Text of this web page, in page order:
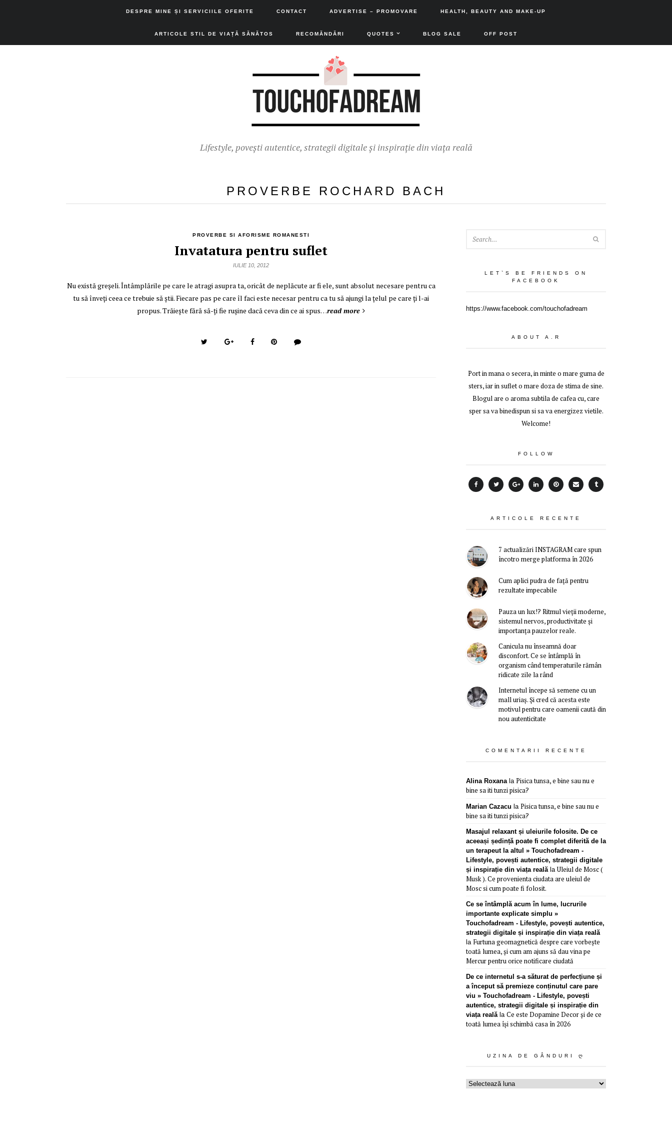
DESPRE MINE ȘI SERVICIILE OFERITE CONTACT ADVERTISE – PROMOVARE HEALTH, BEAUTY AND MAKE-UP
ARTICOLE STIL DE VIAȚĂ SĂNĂTOS RECOMĂNDĂRI QUOTES BLOG SALE OFF POST
Lifestyle, povești autentice, strategii digitale și inspirație din viața reală
PROVERBE ROCHARD BACH
PROVERBE SI AFORISME ROMANESTI
Invatatura pentru suflet
IULIE 10, 2012
Nu există greşeli. Întâmplările pe care le atragi asupra ta, oricât de neplăcute ar fi ele, sunt absolut necesare pentru ca
tu să înveţi ceea ce trebuie să ştii. Fiecare pas pe care îl faci este necesar pentru ca tu să ajungi la ţelul pe care ţi l-ai
propus. Trăieşte fără să-ţi fie ruşine dacă ceva din ce ai spus…read more
LET`S BE FRIENDS ON
FACEBOOK
https://www.facebook.com/touchofadream
ABOUT A.R
Port in mana o secera, in minte o mare guma de
sters, iar in suflet o mare doza de stima de sine.
Blogul are o aroma subtila de cafea cu, care
sper sa va binedispun si sa va energizez vietile.
Welcome!
FOLLOW
ARTICOLE RECENTE
7 actualizări INSTAGRAM care spun
încotro merge platforma în 2026
Cum aplici pudra de față pentru
rezultate impecabile
Pauza un lux!? Ritmul vieții moderne,
sistemul nervos, productivitate și
importanța pauzelor reale.
Canicula nu înseamnă doar
disconfort. Ce se întâmplă în
organism când temperaturile rămân
ridicate zile la rând
Internetul începe să semene cu un
mall uriaș. Și cred că acesta este
motivul pentru care oamenii caută din
nou autenticitate
COMENTARII RECENTE
Alina Roxanala Pisica tunsa, e bine sau nu e
bine sa iti tunzi pisica?
Marian Cazacu la Pisica tunsa, e bine sau nu e
bine sa iti tunzi pisica?
Masajul relaxant și uleiurile folosite. De ce
aceeași ședință poate fi complet diferită de la
un terapeut la altul » Touchofadream -
Lifestyle, povești autentice, strategii digitale
și inspirație din viața reală laUleiul de Mosc (
Musk ). Ce provenienta ciudata are uleiul de
Mosc si cum poate fi folosit.
Ce se întâmplă acum în lume, lucrurile
importante explicate simplu »
Touchofadream - Lifestyle, povești autentice,
strategii digitale și inspirație din viața reală
la Furtuna geomagnetică despre care vorbește
toată lumea, și cum am ajuns să dau vina pe
Mercur pentru orice notificare ciudată
De ce internetul s-a săturat de perfecțiune și
a început să premieze conținutul care pare
viu » Touchofadream - Lifestyle, povești
autentice, strategii digitale și inspirație din
viața reală la Ce este Dopamine Decor și de ce
toată lumea își schimbă casa în 2026
UZINA DE GÂNDURI Ღ
Uzina